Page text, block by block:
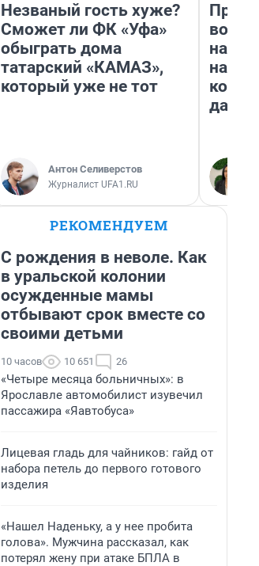
Незваный гость хуже?
Сможет ли ФК «Уфа»
обыграть дома
татарский «КАМАЗ»,
который уже не тот
Антон Селиверстов
Журналист UFA1.RU
нам
даже
РЕКОМЕНДУЕМ
С рождения в неволе. Как
в уральской колонии
осужденные мамы
отбывают срок вместе со
своими детьми
10 часов 10 651 26
«Четыре месяца больничных»: в
Ярославле автомобилист изувечил
пассажира «Яавтобуса»
Лицевая гладь для чайников: гайд от
набора петель до первого готового
изделия
«Нашел Наденьку, а у нее пробита
голова». Мужчина рассказал, как
потерял жену при атаке БПЛА в